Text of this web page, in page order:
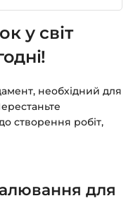
у світ
необхідний для
створення робіт,
для